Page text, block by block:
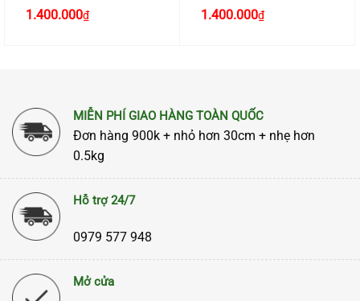
Ugreen 40280
Giá
1.400.000₫Giá
hiện
(Receiver)
Giá
1.400.000₫Giá
hiện
MIỄN PHÍ GIAO HÀNG TOÀN QUỐC
Đơn hàng 900k + nhỏ hơn 30cm + nhẹ hơn
0.5kg
Hỗ trợ 24/7
0979 577 948
Mở cửa